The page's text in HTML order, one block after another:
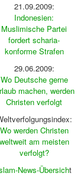
21.09.2009:
Indonesien:
Muslimische Partei
fordert scharia-
konforme Strafen
29.06.2009:
Wo Deutsche gerne
machen, werden
Christen verfolgt
Wo werden Christen
weltweit am meisten
verfolgt?
News-Übersicht